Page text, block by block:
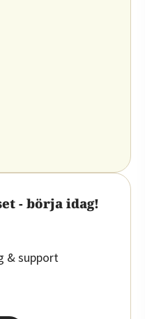
- börja idag!
& support